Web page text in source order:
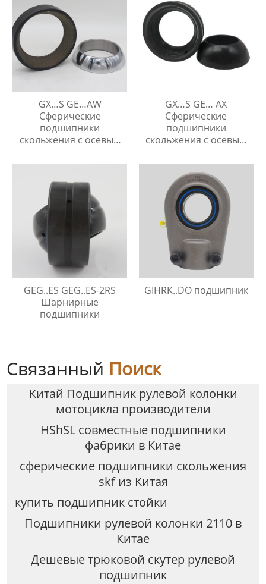
GX…S GE…AW
Сферические
подшипники
скольжения с осевым
GX…S GE… AX
Сферические
подшипники
скольжения с осевым
GEG..ES GEG..ES-2RS
Шарнирные
подшипники
GIHRK..DO подшипник
Связанный Поиск
Китай Подшипник рулевой колонки
мотоцикла производители
HShSL совместные подшипники
фабрики в Китае
сферические подшипники скольжения
skf из Китая
купить подшипник стойки
Подшипники рулевой колонки 2110 в
Китае
Дешевые трюковой скутер рулевой
подшипник